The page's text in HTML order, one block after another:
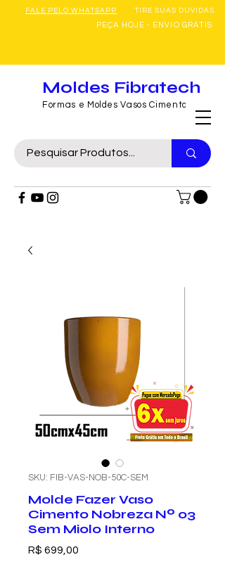
FALE PELO WHATSAPP TIRE SUAS DÚVIDAS
PEÇA HOJE - ENVIO GRÁTIS
Formas e Moldes Vasos Cimento
Moldes Fibratech
SKU: FIB-VAS-NOB-50C-SEM
Molde Fazer Vaso
Cimento Nobreza Nº 03
Sem Miolo Interno
R$ 699,00